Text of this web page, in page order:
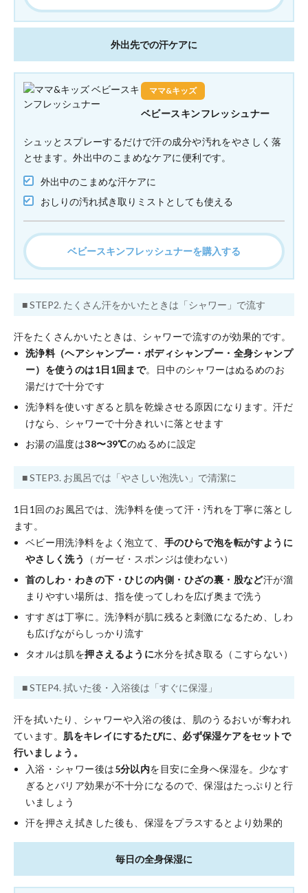
外出先での汗ケアに
ママ&キッズ
ベビースキンフレッシュナー
シュッとスプレーするだけで汗の成分や汚れをやさしく落
とせます。外出中のこまめなケアに便利です。
外出中のこまめな汗ケアに
おしりの汚れ拭き取りミストとしても使える
ベビースキンフレッシュナーを購入する
■ STEP2. たくさん汗をかいたときは「シャワー」で流す
汗をたくさんかいたときは、シャワーで流すのが効果的です。
洗浄料（ヘアシャンプー・ボディシャンプー・全身シャンプ
ー）を使うのは1日1回まで。日中のシャワーはぬるめのお
湯だけで十分です
洗浄料を使いすぎると肌を乾燥させる原因になります。汗だ
けなら、シャワーで十分きれいに落とせます
お湯の温度は38〜39℃のぬるめに設定
■ STEP3. お風呂では「やさしい泡洗い」で清潔に
1日1回のお風呂では、洗浄料を使って汗・汚れを丁寧に落とし
ます。
ベビー用洗浄料をよく泡立て、 手のひらで泡を転がすように
やさしく洗う
（ガーゼ・スポンジは使わない）
首のしわ・わきの下・ひじの内側・ひざの裏・股など汗が溜
まりやすい場所は、指を使ってしわを広げ奥まで洗う
すすぎは丁寧に。洗浄料が肌に残ると刺激になるため、しわ
も広げながらしっかり流す
タオルは肌を押さえるように水分を拭き取る（こすらない）
■ STEP4. 拭いた後・入浴後は「すぐに保湿」
汗を拭いたり、シャワーや入浴の後は、肌のうるおいが奪われ
ています。 肌をキレイにするたびに、必ず保湿ケアをセットで
行いましょう。
入浴・シャワー後は5分以内を目安に全身へ保湿を。少なす
ぎるとバリア効果が不十分になるので、保湿はたっぷりと行
いましょう
汗を押さえ拭きした後も、保湿をプラスするとより効果的
毎日の全身保湿に